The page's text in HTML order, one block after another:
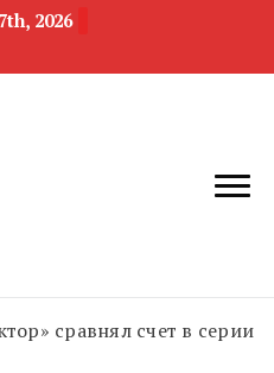
2026
область
сравнял счет в серии